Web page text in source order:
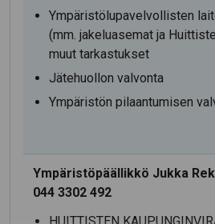
Ympäristölupavelvollisten
(mm. jakeluasemat ja
muut tarkastukset
Jätehuollon valvonta
Ympäristön pilaantumisen
Ympäristöpäällikkö Jukka
044 3302 492